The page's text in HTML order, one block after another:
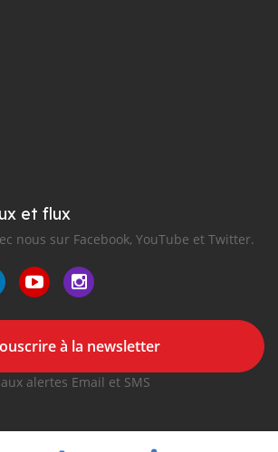
et flux
nous sur Facebook, YouTube et Twitter.
à la newsletter
aux alertes Email et SMS